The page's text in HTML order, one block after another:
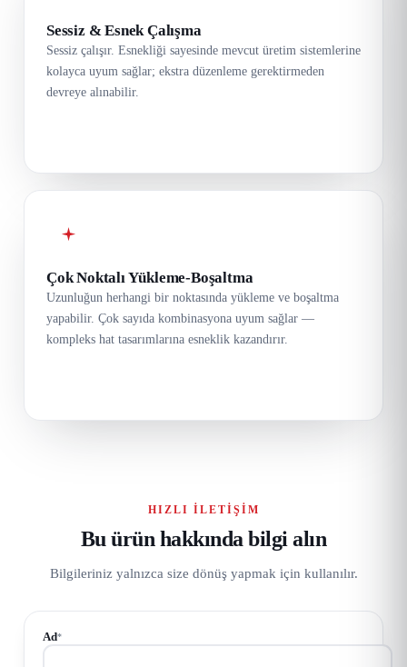
Sessiz & Esnek Çalışma
Sessiz çalışır. Esnekliği sayesinde mevcut üretim sistemlerine
kolayca uyum sağlar; ekstra düzenleme gerektirmeden
devreye alınabilir.
Çok Noktalı Yükleme-Boşaltma
Uzunluğun herhangi bir noktasında yükleme ve boşaltma
yapabilir. Çok sayıda kombinasyona uyum sağlar —
kompleks hat tasarımlarına esneklik kazandırır.
HIZLI İLETIŞIM
Bu ürün hakkında bilgi alın
Bilgileriniz yalnızca size dönüş yapmak için kullanılır.
Ad*